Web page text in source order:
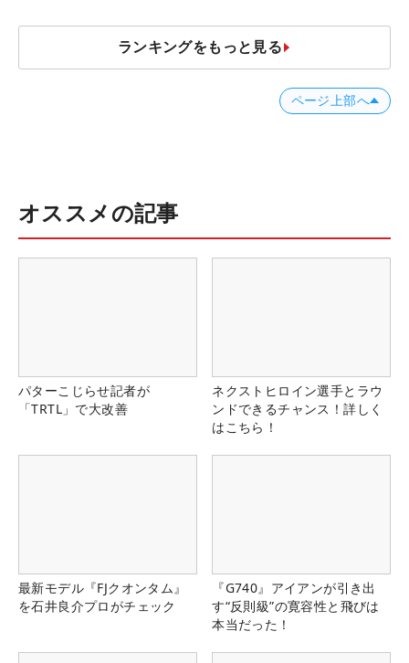
ランキングをもっと見る
ページ上部へ
オススメの記事
パターこじらせ記者が
「TRTL」で大改善
ネクストヒロイン選手とラウ
ンドできるチャンス！詳しく
はこちら！
最新モデル『FJクオンタム』
を石井良介プロがチェック
『G740』アイアンが引き出
す“反則級”の寛容性と飛びは
本当だった！